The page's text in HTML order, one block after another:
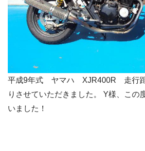
平成9年式 ヤマハ XJR400R 走行
りさせていただきました。 Y様、この
いました！